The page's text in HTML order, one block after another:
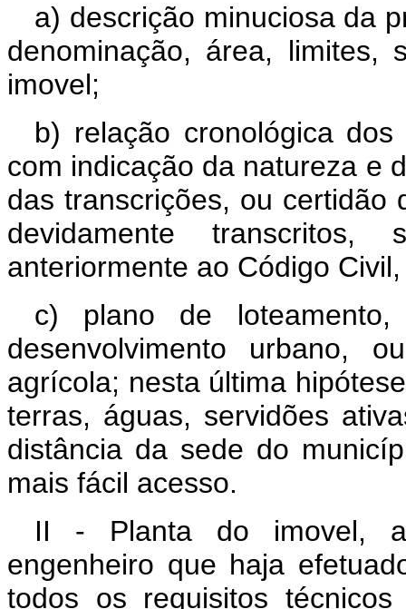
a) descrição minuciosa da
denominação, área, limites,
imovel;
b) relação cronológica
com indicação da natureza e
das transcrições, ou
devidamente
anteriormente ao Código
c) plano de
desenvolvimento urbano,
agrícola; nesta última
terras, águas, servidões
distância da sede do
mais fácil acesso.
II - Planta do imovel,
engenheiro que haja
todos os requisitos